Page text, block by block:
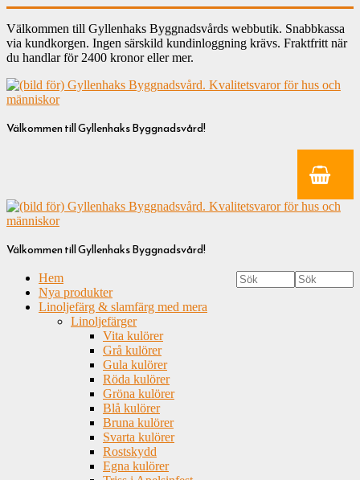
Välkommen till Gyllenhaks Byggnadsvårds webbutik. Snabbkassa
via kundkorgen. Ingen särskild kundinloggning krävs. Fraktfritt när
du handlar för 2400 kronor eller mer.
Välkommen till Gyllenhaks Byggnadsvård!
Välkommen till Gyllenhaks Byggnadsvård!
Hem
Nya produkter
Linoljefärg & slamfärg med mera
Linoljefärger
Vita kulörer
Grå kulörer
Gula kulörer
Röda kulörer
Gröna kulörer
Blå kulörer
Bruna kulörer
Svarta kulörer
Rostskydd
Egna kulörer